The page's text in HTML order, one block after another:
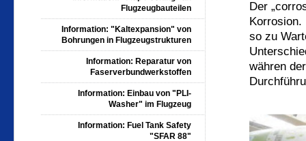
Der
Korrosion.
so zu
währen
Flugzeugbauteilen
Information: "Kaltexpansion" von
Bohrungen in Flugzeugstrukturen
Information: Reparatur von
Faserverbundwerkstoffen
Information: Einbau von "PLI-
Washer" im Flugzeug
Information: Fuel Tank Safety
"SFAR 88"